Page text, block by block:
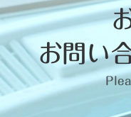
お問い